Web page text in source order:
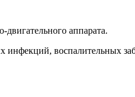
аппарата.
воспалительных